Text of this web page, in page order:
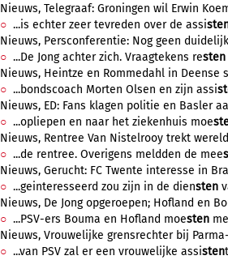
Nieuws, Telegraaf: Groningen wil Erwin
...is echter zeer tevreden over de assi
Nieuws, Persconferentie: Nog geen
...De Jong achter zich. Vraagtekens resten
Nieuws, Heintze en Rommedahl in Deense
...bondscoach Morten Olsen en zijn assi
Nieuws, ED: Fans klagen politie en Basler
...opliepen en naar het ziekenhuis moe
Nieuws, Rentree Van Nistelrooy trekt
...de rentree. Overigens meldden de mee
Nieuws, Gerucht: FC Twente interesse in
...geinteresseerd zou zijn in de diensten
Nieuws, De Jong opgeroepen; Hofland en
...PSV-ers Bouma en Hofland moesten
Nieuws, Vrouwelijke grensrechter bij Parma-
...van PSV zal er een vrouwelijke assisten